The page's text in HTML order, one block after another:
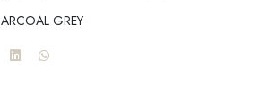
GREY